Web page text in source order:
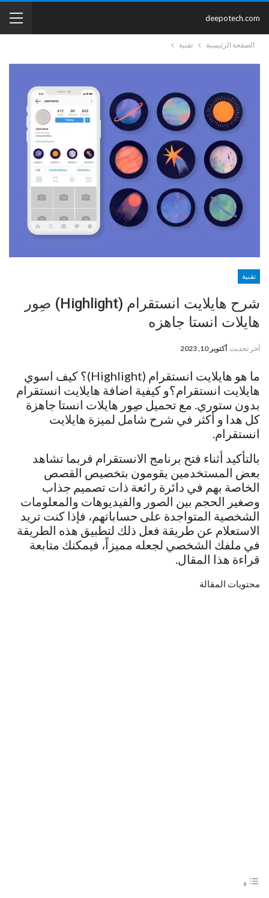
deepotech.com
الصفحة الرئيسية تقنية
تقنية
شرح هايلايت انستقرام (Highlight) صِور
هايلات انستا جاهزه
آخر تحديث أكتوبر 10, 2023
ما هو هايلايت انستقرام (Highlight)؟ كيف اسوي
هايلايت انستقرام؟و كيفية اضافة هايلايت انستقرام
بدون ستوري. مع تحميل صِور هايلات انستا جاهزة
كل هدا و أكثر في شرح شامل لميزة هايلايت
انستقرام.
بالتأكيد أثناء فتح برنامج الانستقرام فربما تشاهد
بعض المستخدمين يقومون بتخصيص القصص
الخاصة بهم في دائرة رائعة ذات تصميم جذاب
وصغير الحجم بين الصور والفيديوهات والمعلومات
الشخصية المتواجدة على حساباتهم، فإذا كنت تريد
الاستعلام عن طريقة فعل ذلك لتطبيق هذه الطريقة
في ملفك الشخصي لجعله مميزاً، فيمكنك متابعة
قراءة هذا المقال.
محتويات المقالة